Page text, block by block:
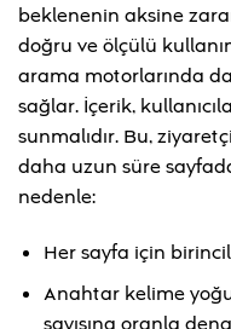
beklenenin aksine
doğru ve ölçülü
arama motorlarında
sağlar. İçerik,
sunmalıdır. Bu,
daha uzun süre
nedenle:
Her sayfa için
Anahtar kelime